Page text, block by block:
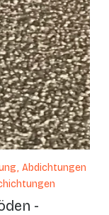
Abdichtungen
-